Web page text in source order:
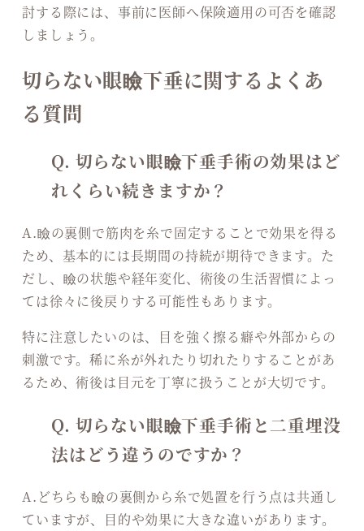
討する際には、事前に医師へ保険適用の可否を確認
しましょう。
切らない眼瞼下垂に関するよくあ
る質問
Q. 切らない眼瞼下垂手術の効果はど
れくらい続きますか？
A.瞼の裏側で筋肉を糸で固定することで効果を得る
ため、基本的には長期間の持続が期待できます。た
だし、瞼の状態や経年変化、術後の生活習慣によっ
ては徐々に後戻りする可能性もあります。
特に注意したいのは、目を強く擦る癖や外部からの
刺激です。稀に糸が外れたり切れたりすることがあ
るため、術後は目元を丁寧に扱うことが大切です。
Q. 切らない眼瞼下垂手術と二重埋没
法はどう違うのですか？
A.どちらも瞼の裏側から糸で処置を行う点は共通し
ていますが、目的や効果に大きな違いがあります。